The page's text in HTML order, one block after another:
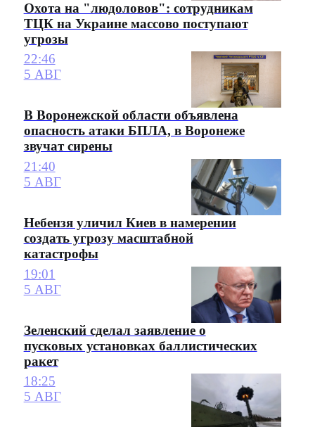
Охота на "людоловов": сотрудникам
ТЦК на Украине массово поступают
угрозы
22:46
5 АВГ
В Воронежской области объявлена
опасность атаки БПЛА, в Воронеже
звучат сирены
21:40
5 АВГ
Небензя уличил Киев в намерении
создать угрозу масштабной
катастрофы
19:01
5 АВГ
Зеленский сделал заявление о
пусковых установках баллистических
ракет
18:25
5 АВГ